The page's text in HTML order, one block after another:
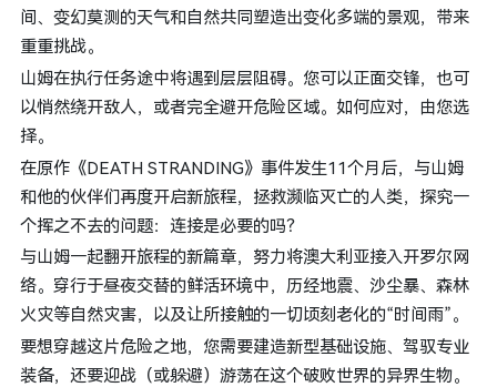
间、变幻莫测的天气和自然共同塑造出变化多端的景观，带来
重重挑战。
山姆在执行任务途中将遇到层层阻碍。您可以正面交锋，也可
以悄然绕开敌人，或者完全避开危险区域。如何应对，由您选
择。
在原作《DEATH STRANDING》事件发生11个月后，与山姆
和他的伙伴们再度开启新旅程，拯救濒临灭亡的人类，探究一
个挥之不去的问题：连接是必要的吗？
与山姆一起翻开旅程的新篇章，努力将澳大利亚接入开罗尔网
络。穿行于昼夜交替的鲜活环境中，历经地震、沙尘暴、森林
火灾等自然灾害，以及让所接触的一切顷刻老化的“时间雨”。
要想穿越这片危险之地，您需要建造新型基础设施、驾驭专业
装备，还要迎战（或躲避）游荡在这个破败世界的异界生物。